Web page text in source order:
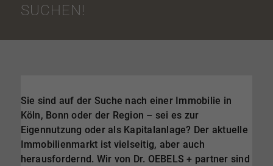
SUCHEN!
Sie sind auf der Suche nach einer Immobilie in
Köln, Bonn oder der Region – sei es zur
Eigennutzung oder als Kapitalanlage? Der aktuelle
Immobilienmarkt ist vielseitig, aber auch
herausfordernd. Wir von Dr. OEBELS + partner sind